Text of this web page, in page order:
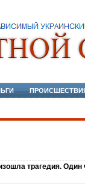
трагедия. Один